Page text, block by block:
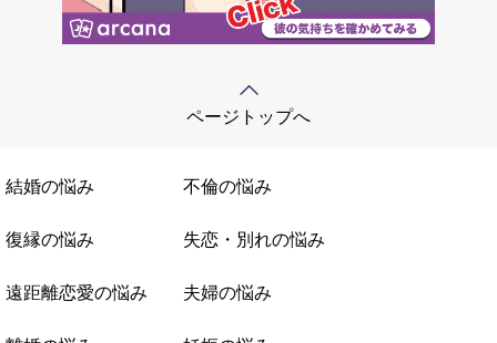
ページトップへ
結婚の悩み 不倫の悩み
復縁の悩み 失恋・別れの悩み
遠距離恋愛の悩み 夫婦の悩み